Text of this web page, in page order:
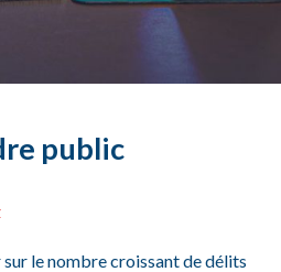
public
le nombre croissant de délits